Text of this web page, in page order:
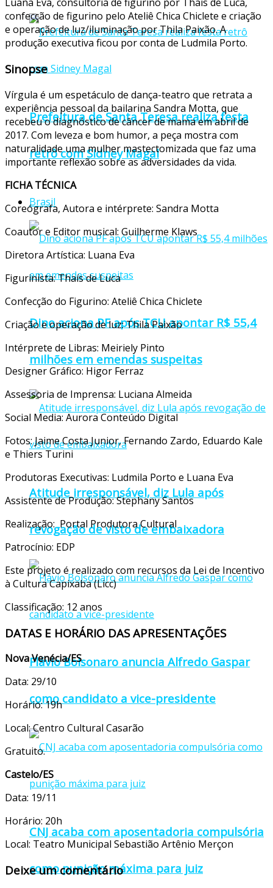
Prefeitura de Santa Teresa realiza festa
retrô com Sidney Magal
Brasil
Dino aciona PF após TCU apontar R$ 55,4
milhões em emendas suspeitas
Atitude irresponsável, diz Lula após
revogação de visto de embaixadora
Flávio Bolsonaro anuncia Alfredo Gaspar
como candidato a vice-presidente
CNJ acaba com aposentadoria compulsória
como punição máxima para juiz
Luana Eva, consultoria de figurino por Thaís de Luca,
confecção de figurino pelo Ateliê Chica Chiclete e criação
e operação de luz/iluminação por Thila Paixão. A
produção executiva ficou por conta de Ludmila Porto.
Sinopse
Vírgula é um espetáculo de dança-teatro que retrata a
experiência pessoal da bailarina Sandra Motta, que
recebeu o diagnóstico de câncer de mama em abril de
2017. Com leveza e bom humor, a peça mostra com
naturalidade uma mulher mastectomizada que faz uma
importante reflexão sobre as adversidades da vida.
FICHA TÉCNICA
Coreógrafa, Autora e intérprete: Sandra Motta
Coautor e Editor musical: Guilherme Klaws
Diretora Artística: Luana Eva
Figurinista: Thaís de Luca
Confecção do Figurino: Ateliê Chica Chiclete
Criação e operação de luz: Thila Paixão
Intérprete de Libras: Meiriely Pinto
Designer Gráfico: Higor Ferraz
Assessoria de Imprensa: Luciana Almeida
Social Media: Aurora Conteúdo Digital
Fotos: Jaime Costa Junior, Fernando Zardo, Eduardo Kale
e Thiers Turini
Produtoras Executivas: Ludmila Porto e Luana Eva
Assistente de Produção: Stephany Santos
Realização: Portal Produtora Cultural
Patrocínio: EDP
Este projeto é realizado com recursos da Lei de Incentivo
à Cultura Capixaba (Licc)
Classificação: 12 anos
DATAS E HORÁRIO DAS APRESENTAÇÕES
Nova Venécia/ES
Data: 29/10
Horário: 19h
Local: Centro Cultural Casarão
Gratuito.
Castelo/ES
Data: 19/11
Horário: 20h
Local: Teatro Municipal Sebastião Artênio Merçon
Deixe um comentário